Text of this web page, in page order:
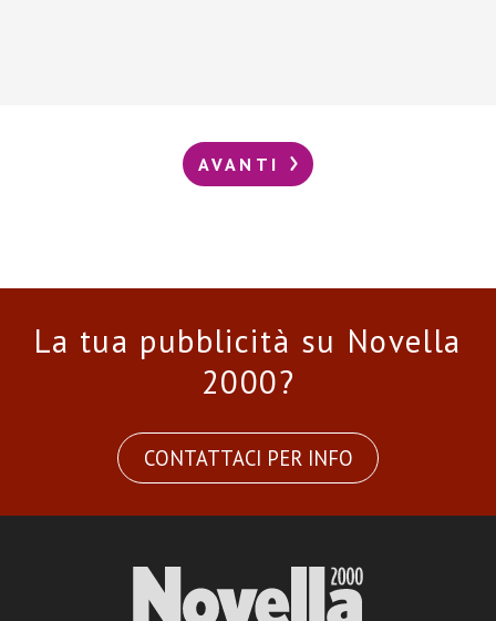
AVANTI
La tua pubblicità su Novella
2000?
CONTATTACI PER INFO